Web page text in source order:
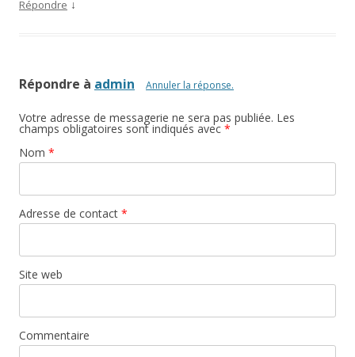
Répondre ↓
Répondre à admin Annuler la réponse.
Votre adresse de messagerie ne sera pas publiée. Les
champs obligatoires sont indiqués avec *
Nom *
Adresse de contact *
Site web
Commentaire